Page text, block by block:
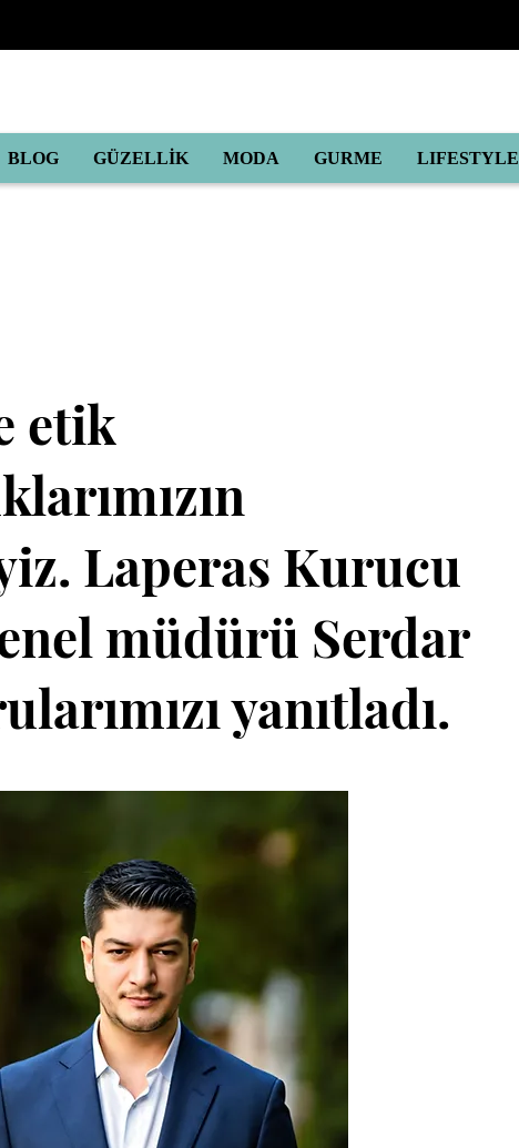
BLOG GÜZELLİK MODA GURME LIFESTYLE
etik
Laperas Kurucu
müdürü Serdar
yanıtladı.